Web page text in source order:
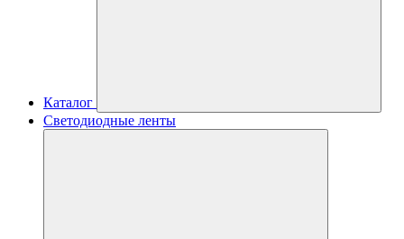
Каталог
Светодиодные ленты